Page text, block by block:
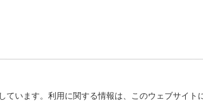
います。利用に関する情報は、このウェブサイト